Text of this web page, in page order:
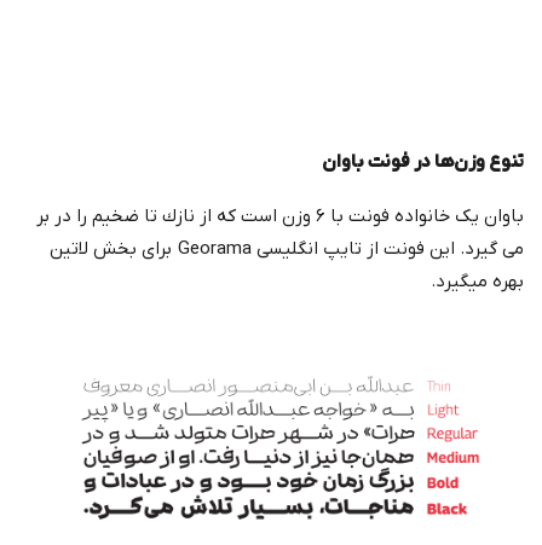
تنوع وزن‌ها در فونتباوان
باوان یک خانواده فونت با ۶ وزن است که از نازك تا ضخیم را در بر
می گیرد. این فونت از تایپ انگلیسی Georama برای بخش لاتین
بهره میگیرد.